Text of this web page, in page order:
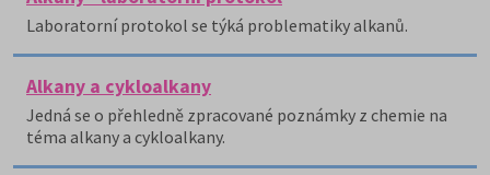
Laboratorní protokol se týká problematiky alkanů.
Alkany a cykloalkany
Jedná se o přehledně zpracované poznámky z chemie na
téma alkany a cykloalkany.